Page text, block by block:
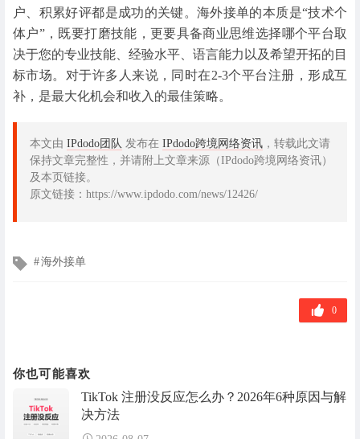
户、积累好评都是成功的关键。海外接单的本质是“技术个
体户”，既要打磨技能，更要具备商业思维选择哪个平台取
决于您的专业技能、经验水平、语言能力以及希望开拓的目
标市场。对于许多人来说，同时在2-3个平台注册，形成互
补，是最大化机会和收入的最佳策略。
本文由 IPdodo团队 发布在 IPdodo跨境网络资讯 ，转载此文请
保持文章完整性，并请附上文章来源（IPdodo跨境网络资讯）
及本页链接。
原文链接：https://www.ipdodo.com/news/12426/
文海外接单
0
你也可能喜欢
TikTok 注册没反应怎么办？2026年6种原因与解
决方法